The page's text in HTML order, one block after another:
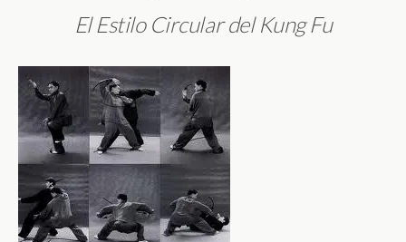
El Estilo Circular del Kung Fu